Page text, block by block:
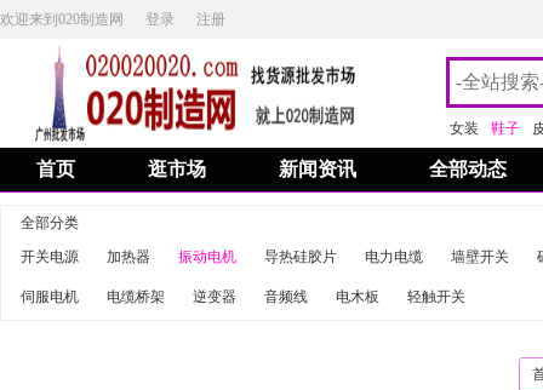
欢迎来到020制造网 登录 注册
女装 鞋子
首页 逛市场 新闻资讯 全部动态
全部分类
开关电源
加热器 振动电机 导热硅胶片 电力电缆 墙壁开关
伺服电机 电缆桥架 逆变器 音频线 电木板 轻触开关